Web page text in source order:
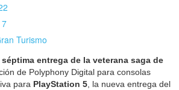
Turismo
séptima entrega de la veterana saga de
de Polyphony Digital para consolas
para PlayStation 5 , la nueva entrega del